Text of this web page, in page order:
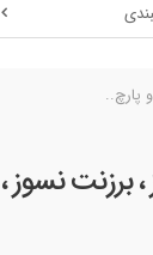
پارچ..
، برزنت